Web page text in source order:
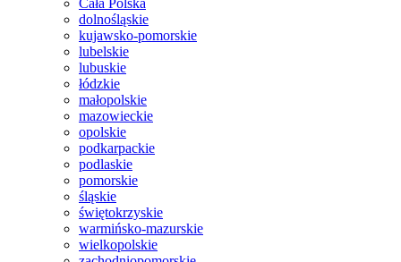
Cała Polska
dolnośląskie
kujawsko-pomorskie
lubelskie
lubuskie
łódzkie
małopolskie
mazowieckie
opolskie
podkarpackie
podlaskie
pomorskie
śląskie
świętokrzyskie
warmińsko-mazurskie
wielkopolskie